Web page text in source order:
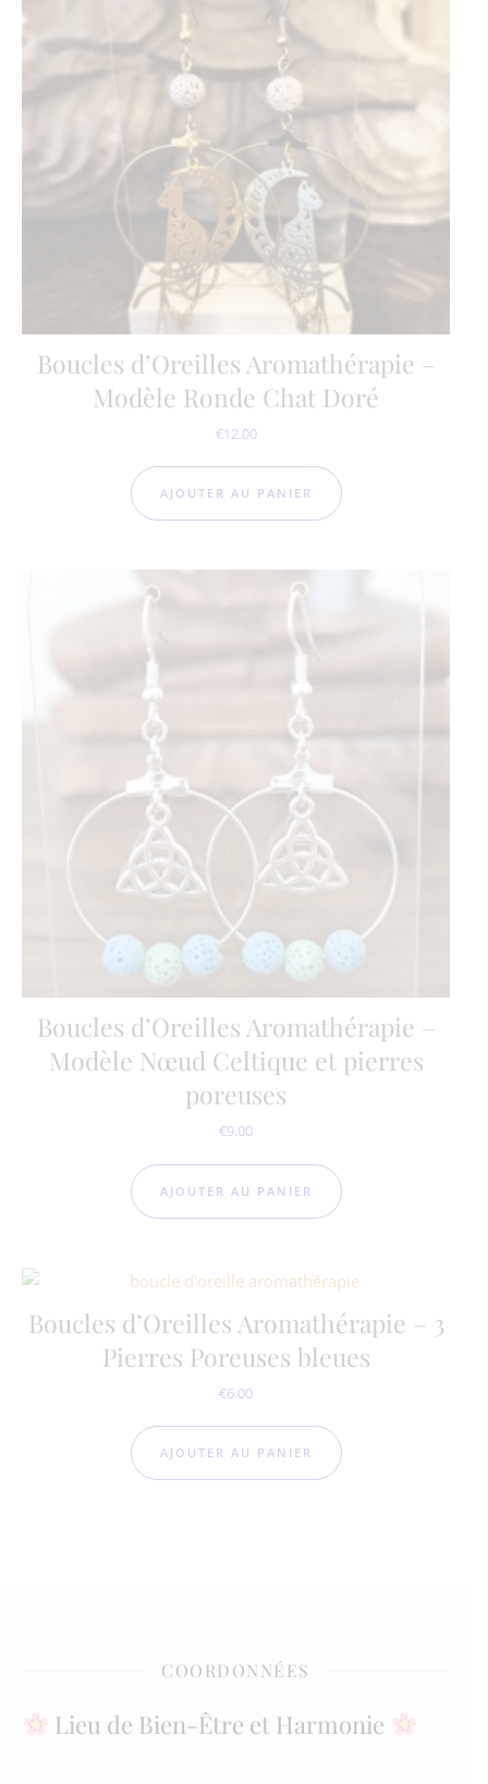
Boucles d’Oreilles Aromathérapie –
Modèle Ronde Chat Doré
€12.00
AJOUTER AU PANIER
Boucles d’Oreilles Aromathérapie –
Modèle Nœud Celtique et pierres
poreuses
€9.00
AJOUTER AU PANIER
Boucles d’Oreilles Aromathérapie – 3
Pierres Poreuses bleues
€6.00
AJOUTER AU PANIER
COORDONNÉES
Lieu de Bien-Être et Harmonie